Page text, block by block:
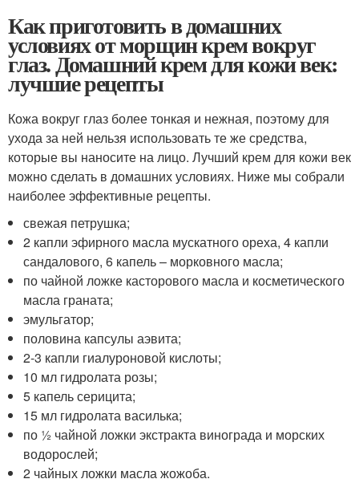
Как приготовить в домашних
условиях от морщин крем вокруг
глаз. Домашний крем для кожи век:
лучшие рецепты
Кожа вокруг глаз более тонкая и нежная, поэтому для
ухода за ней нельзя использовать те же средства,
которые вы наносите на лицо. Лучший крем для кожи век
можно сделать в домашних условиях. Ниже мы собрали
наиболее эффективные рецепты.
свежая петрушка;
2 капли эфирного масла мускатного ореха, 4 капли
сандалового, 6 капель – морковного масла;
по чайной ложке касторового масла и косметического
масла граната;
эмульгатор;
половина капсулы аэвита;
2-3 капли гиалуроновой кислоты;
10 мл гидролата розы;
5 капель серицита;
15 мл гидролата василька;
по ½ чайной ложки экстракта винограда и морских
водорослей;
2 чайных ложки масла жожоба.